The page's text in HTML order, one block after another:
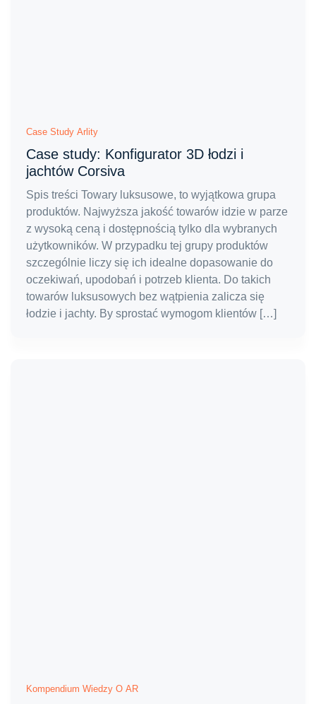
Case Study Arlity
Case study: Konfigurator 3D łodzi i
jachtów Corsiva
Spis treści Towary luksusowe, to wyjątkowa grupa
produktów. Najwyższa jakość towarów idzie w parze
z wysoką ceną i dostępnością tylko dla wybranych
użytkowników. W przypadku tej grupy produktów
szczególnie liczy się ich idealne dopasowanie do
oczekiwań, upodobań i potrzeb klienta. Do takich
towarów luksusowych bez wątpienia zalicza się
łodzie i jachty. By sprostać wymogom klientów […]
Kompendium Wiedzy O AR